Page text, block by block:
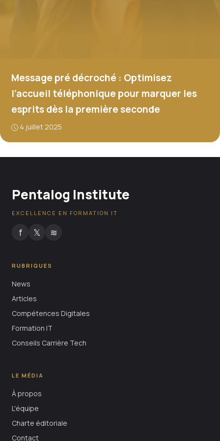
Message pré décroché : Optimisez
l’accueil téléphonique pour marquer les
esprits dès la première seconde
4 juillet 2025
Pentalog Institute
EXCELLENCE EN FORMATION IT
f 𝕏 ≋
RUBRIQUES
News
Articles
Compétences Digitales
Formation IT
Conseils Carrière Tech
LE MÉDIA
À propos
L'équipe
Charte éditoriale
Contact